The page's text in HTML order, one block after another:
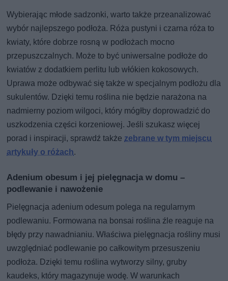
Wybierając młode sadzonki, warto także przeanalizować
wybór najlepszego podłoża. Róża pustyni i czarna róża to
kwiaty, które dobrze rosną w podłożach mocno
przepuszczalnych. Może to być uniwersalne podłoże do
kwiatów z dodatkiem perlitu lub włókien kokosowych.
Uprawa może odbywać się także w specjalnym podłożu dla
sukulentów. Dzięki temu roślina nie będzie narażona na
nadmierny poziom wilgoci, który mógłby doprowadzić do
uszkodzenia części korzeniowej. Jeśli szukasz więcej
porad i inspiracji, sprawdź także zebrane w tym miejscu
artykuły o różach.
Adenium obesum i jej pielęgnacja w domu –
podlewanie i nawożenie
Pielęgnacja adenium odesum polega na regularnym
podlewaniu. Formowana na bonsai roślina źle reaguje na
błędy przy nawadnianiu. Właściwa pielęgnacja rośliny musi
uwzględniać podlewanie po całkowitym przesuszeniu
podłoża. Dzięki temu roślina wytworzy silny, gruby
kaudeks, który magazynuje wodę. W warunkach